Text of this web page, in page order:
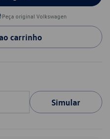
Peça original Volkswagen
carrinho
Simular